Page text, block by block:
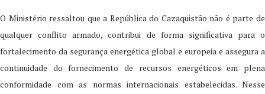
O Ministério ressaltou que a República do Cazaquistão não é parte de
qualquer conflito armado, contribui de forma significativa para o
fortalecimento da segurança energética global e europeia e assegura a
continuidade do fornecimento de recursos energéticos em plena
conformidade com as normas internacionais estabelecidas. Nesse